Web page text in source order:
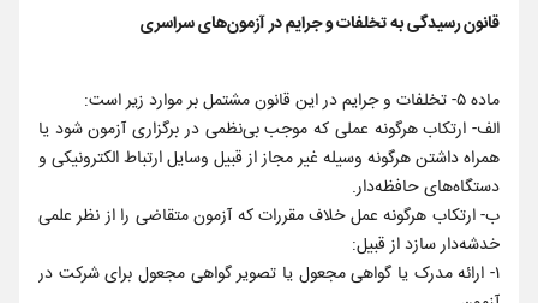
قانون رسیدگی به تخلفات و جرایم در آزمون‌های سراسری
ماده ۵- تخلفات و جرایم در این قانون مشتمل بر موارد زیر است:
الف- ارتکاب هرگونه عملی که موجب بی‌نظمی در برگزاری آزمون شود یا
همراه داشتن هرگونه وسیله غیر مجاز از قبیل وسایل ارتباط الکترونیکی و
دستگاه‌های حافظه‌دار.
ب- ارتکاب هرگونه عمل خلاف مقررات که آزمون متقاضی را از نظر علمی
خدشه‌دار سازد از قبیل:
۱- ارائه مدرک یا گواهی مجعول یا تصویر گواهی مجعول برای شرکت در